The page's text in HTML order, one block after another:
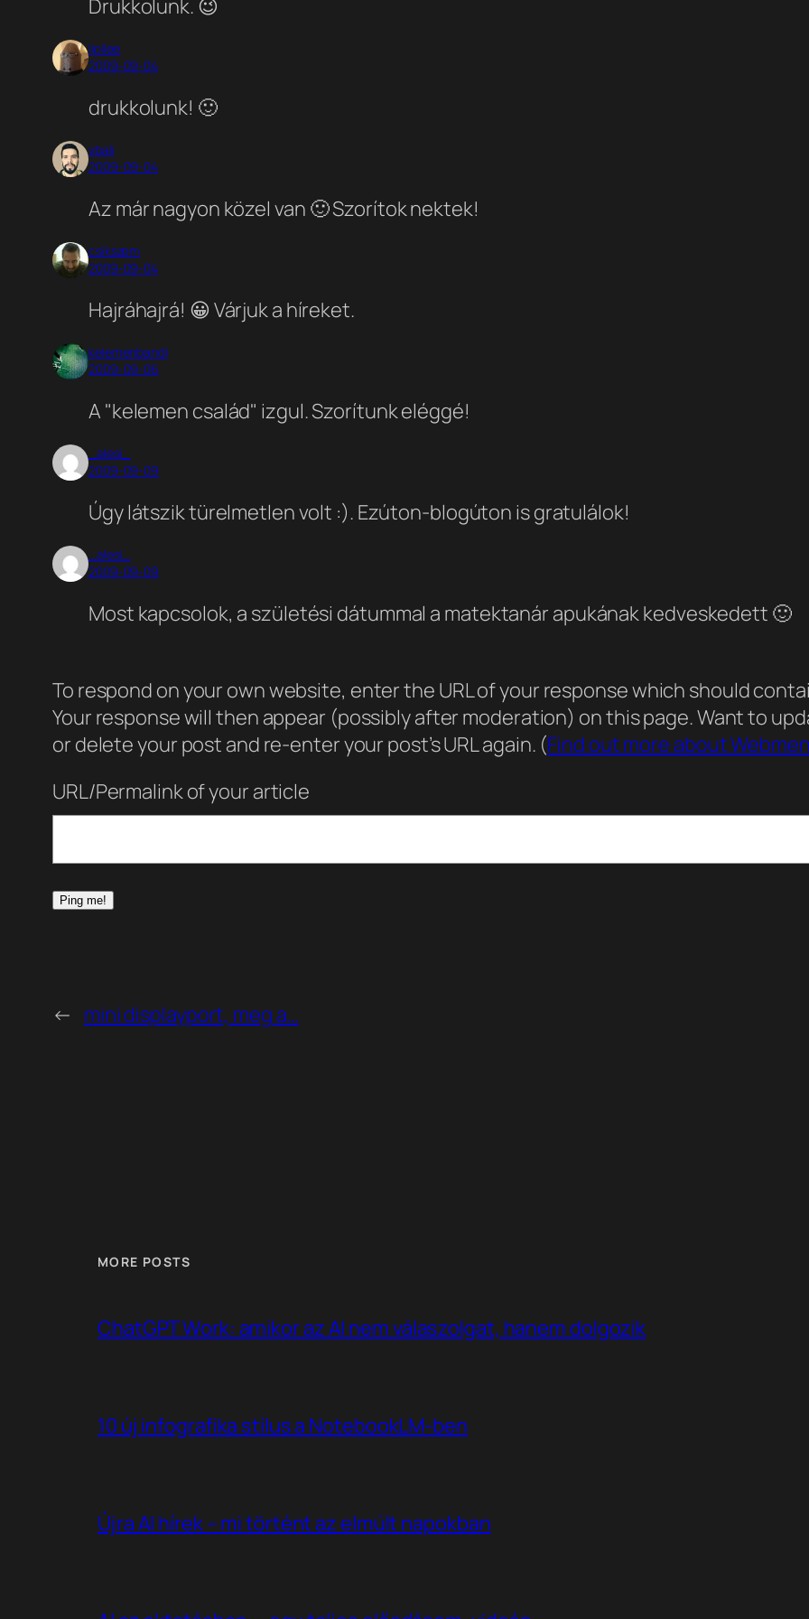
Drukkolunk. 😉
lipilee
2009-09-04
drukkolunk! 🙂
vbali
2009-09-04
Az már nagyon közel van 🙂 Szorítok nektek!
csikszem
2009-09-04
Hajráhajrá! 😀 Várjuk a híreket.
kelemenbandi
2009-09-06
A "kelemen család" izgul. Szorítunk eléggé!
_alesi_
2009-09-09
Úgy látszik türelmetlen volt :). Ezúton-blogúton is gratulálok!
_alesi_
2009-09-09
Most kapcsolok, a születési dátummal a matektanár apukának kedveskedett 🙂
To respond on your own website, enter the URL of your response which should
Your response will then appear (possibly after moderation) on this page. Want to
or delete your post and re-enter your post’s URL again. (Find out more about
URL/Permalink of your article
← mini displayport, meg a…
MORE POSTS
ChatGPT Work: amikor az AI nem válaszolgat, hanem dolgozik
10 új infografika stílus a NotebookLM-ben
Újra AI hírek – mi történt az elmúlt napokban